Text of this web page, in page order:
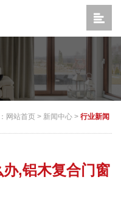
网站首页 > 新闻中心 > 行业新闻
,铝木复合门窗